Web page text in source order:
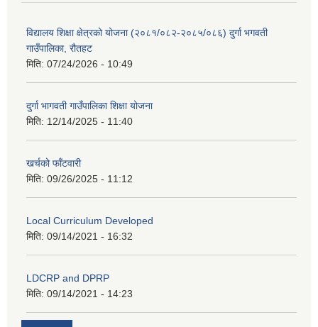
विद्यालय शिक्षा क्षेत्रको योजना (२०८१/०८२-२०८५/०८६) दुर्गा भगवती
गाउँपालिका, रौतहट
मिति: 07/24/2026 - 10:49
दुर्गा भागवती गाउँपालिका शिक्षा योजना
मिति: 12/14/2025 - 11:40
खर्चको फाँटवारी
मिति: 09/26/2025 - 11:12
Local Curriculum Developed
मिति: 09/14/2021 - 16:32
LDCRP and DPRP
मिति: 09/14/2021 - 14:23